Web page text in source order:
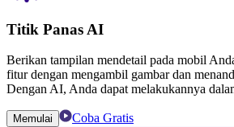
Titik Panas AI
Berikan tampilan mendetail pada mobil
fitur dengan mengambil gambar dan
Dengan AI, Anda dapat melakukannya
Memulai Coba Gratis